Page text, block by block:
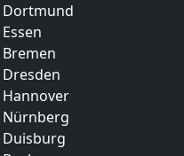
Dortmund
Nürnberg